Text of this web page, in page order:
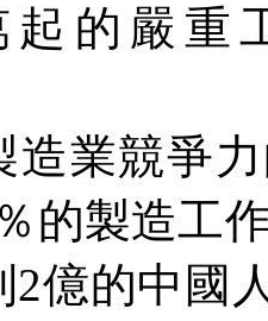
起的嚴重
造業競爭
％的製造工
2億的中國